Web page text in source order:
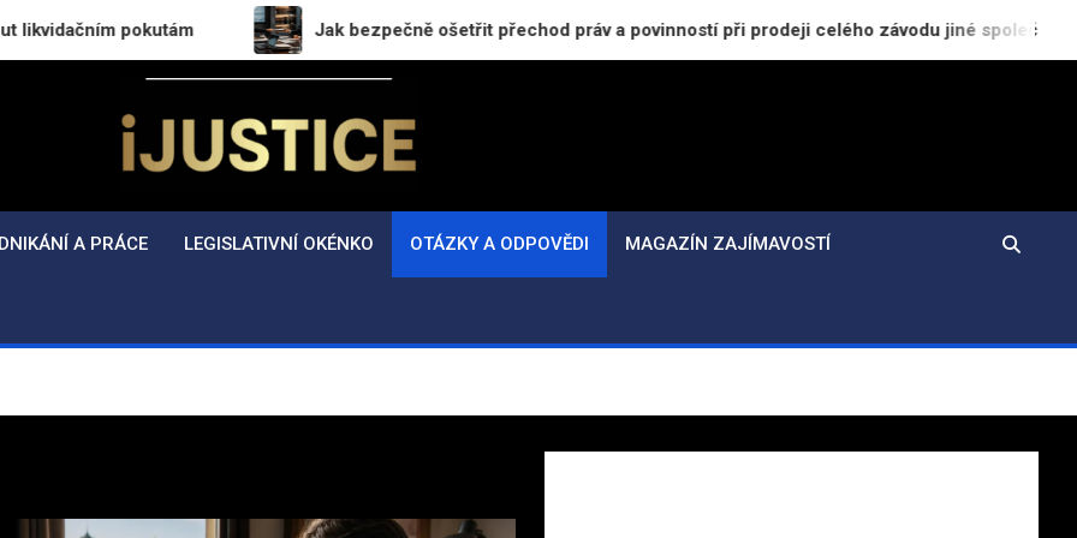
Jak bezpečně ošetřit přechod práv a povinností při prodeji celého závodu jiné společnosti
i-Justice.cz
Právo, legislativa a finance v praxi
A PRÁCE LEGISLATIVNÍ OKÉNKO OTÁZKY A ODPOVĚDI MAGAZÍN ZAJÍMAVOSTÍ